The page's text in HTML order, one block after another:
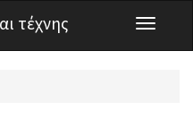
τέχνης
Toggle